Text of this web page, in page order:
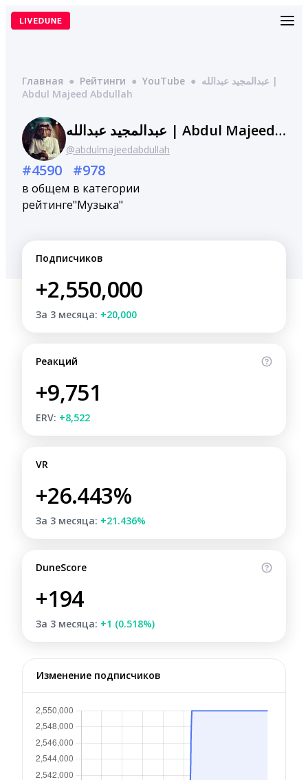
Перейти
Главная ● Рейтинги ● YouTube ● عبدالمجيد عبدالله |
Abdul Majeed Abdullah
عبدالمجيد عبدالله | Abdul Majeed Abdullah
@abdulmajeedabdullah
#4590
в общем
рейтинге
#978
в категории
"Музыка"
Подписчиков
+2,550,000
За 3 месяца: +20,000
Реакций
+9,751
ERV: +8,522
VR
+26.443%
За 3 месяца: +21.436%
DuneScore
+194
За 3 месяца: +1 (0.518%)
Изменение подписчиков